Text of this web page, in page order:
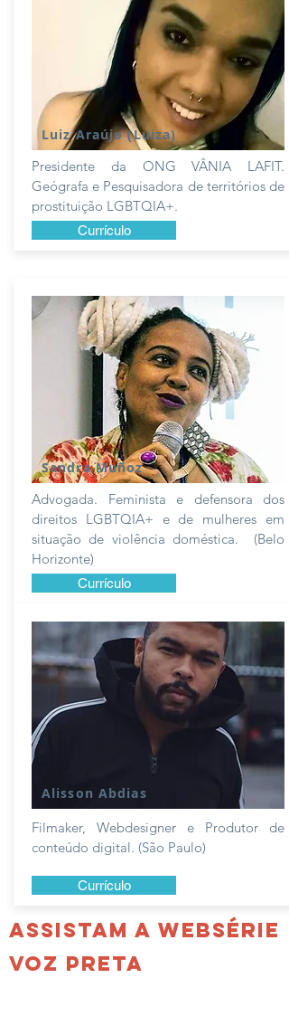
Luiz Araújo (Luiza)
Presidente da ONG VÂNIA LAFIT.
Geógrafa e Pesquisadora de territórios de
prostituição LGBTQIA+.
Currículo
Sandra Muñoz
Advogada. Feminista e defensora dos
direitos LGBTQIA+ e de mulheres em
situação de violência doméstica. (Belo
Horizonte)
Currículo
Alisson Abdias
Filmaker, Webdesigner e Produtor de
conteúdo digital. (São Paulo)
Currículo
ASSISTAM A WEBSÉRIE
VOZ PRETA